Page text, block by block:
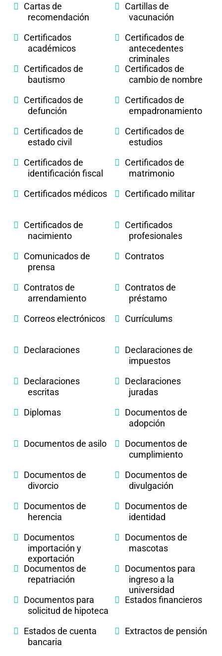
Cartas de
recomendación
Cartillas de
vacunación
Certificados
académicos
Certificados de
antecedentes
criminales
Certificados de
bautismo
Certificados de
cambio de nombre
Certificados de
defunción
Certificados de
empadronamiento
Certificados de
estado civil
Certificados de
estudios
Certificados de
identificación fiscal
Certificados de
matrimonio
Certificados médicos
Certificado militar
Certificados de
nacimiento
Certificados
profesionales
Comunicados de
prensa
Contratos
Contratos de
arrendamiento
Contratos de
préstamo
Correos electrónicos
Currículums
Declaraciones
Declaraciones de
impuestos
Declaraciones
escritas
Declaraciones
juradas
Diplomas
Documentos de
adopción
Documentos de asilo
Documentos de
cumplimiento
Documentos de
divorcio
Documentos de
divulgación
Documentos de
herencia
Documentos de
identidad
Documentos
importación y
exportación
Documentos de
mascotas
Documentos de
repatriación
Documentos para
ingreso a la
universidad
Documentos para
solicitud de hipoteca
Estados financieros
Estados de cuenta
bancaria
Extractos de pensión